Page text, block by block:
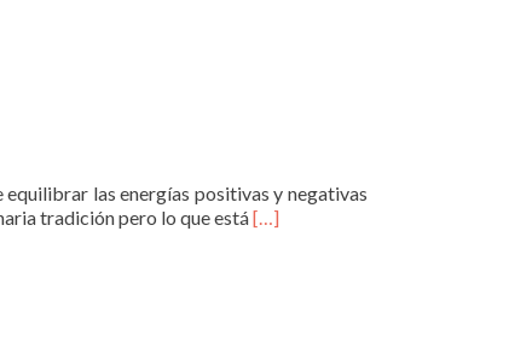
equilibrar las energías positivas y negativas
tradición pero lo que estáLeer
[…]